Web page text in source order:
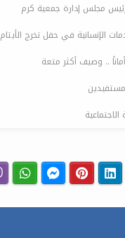
مجلس إدارة جمعية كرم
الإنسانية في حفل تخرج الأيتام 2026
.. وصيف أكثر متعة